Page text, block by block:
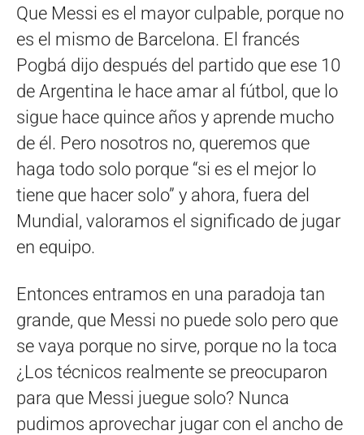
Que Messi es el mayor culpable, porque no
es el mismo de Barcelona. El francés
Pogbá dijo después del partido que ese 10
de Argentina le hace amar al fútbol, que lo
sigue hace quince años y aprende mucho
de él. Pero nosotros no, queremos que
haga todo solo porque “si es el mejor lo
tiene que hacer solo” y ahora, fuera del
Mundial, valoramos el significado de jugar
en equipo.
Entonces entramos en una paradoja tan
grande, que Messi no puede solo pero que
se vaya porque no sirve, porque no la toca
¿Los técnicos realmente se preocuparon
para que Messi juegue solo? Nunca
pudimos aprovechar jugar con el ancho de